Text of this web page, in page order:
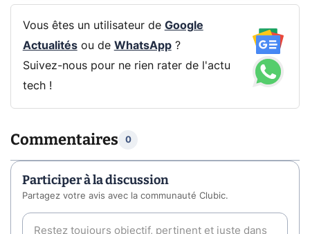
Vous êtes un utilisateur de Google
Actualitésou de WhatsApp?
Suivez-nous pour ne rien rater de l'actu
tech !
Commentaires 0
Participer à la discussion
Partagez votre avis avec la communauté Clubic.